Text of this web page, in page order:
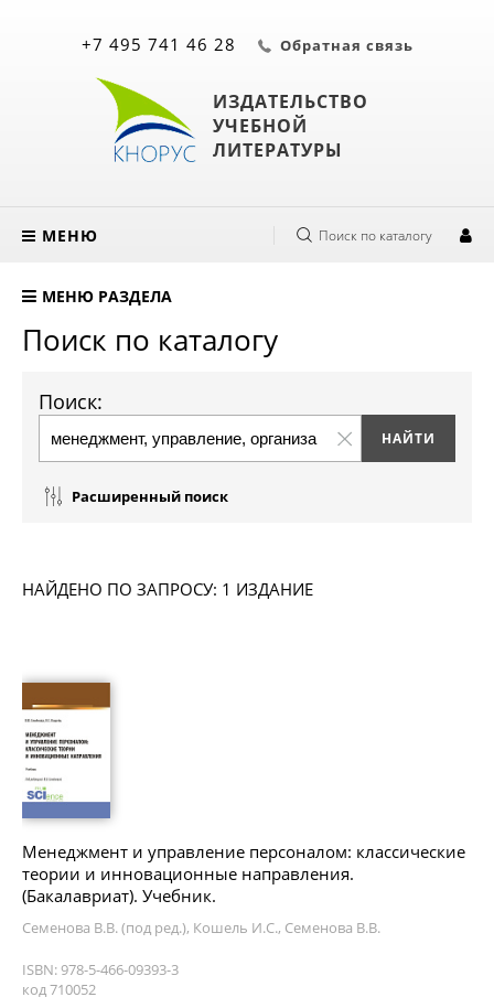
ИЗДАТЕЛЬСТВО
УЧЕБНОЙ
ЛИТЕРАТУРЫ
+7 495 741 46 28 Обратная связь
МЕНЮ Поиск по каталогу
МЕНЮ РАЗДЕЛА
Поиск по каталогу
Поиск:
Расширенный поиск
НАЙДЕНО ПО ЗАПРОСУ: 1 ИЗДАНИЕ
Менеджмент и управление персоналом: классические
теории и инновационные направления.
(Бакалавриат). Учебник.
Семенова В.В. (под ред.), Кошель И.С., Семенова В.В.
ISBN: 978-5-466-09393-3
код 710052